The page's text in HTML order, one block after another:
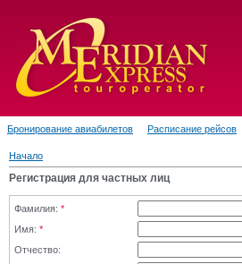
Бронирование авиабилетов Расписание рейсов
Начало
Регистрация для частных лиц
Фамилия: *
Имя: *
Отчество: